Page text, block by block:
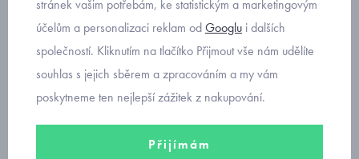
Superfit Free ride kotníkové
boty s membránou
sympatex 1-000570-2000
stránek vašim potřebám, ke statistickým a marketingovým
účelům a personalizaci reklam odGooglu i dalších
společností. Kliknutím na tlačítko Přijmout vše nám udělíte
souhlas s jejich sběrem a zpracováním a my vám
poskytneme ten nejlepší zážitek z nakupování.
Přijímám